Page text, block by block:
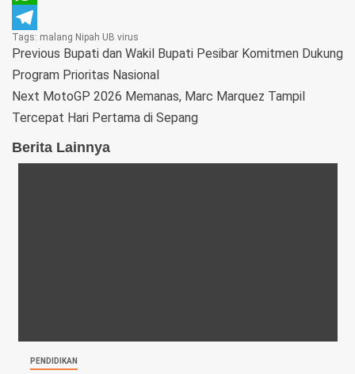
WhatsApp
Telegram
Tags: malang Nipah UB virus
Previous Bupati dan Wakil Bupati Pesibar Komitmen Dukung
Program Prioritas Nasional
Next MotoGP 2026 Memanas, Marc Marquez Tampil
Tercepat Hari Pertama di Sepang
Berita Lainnya
PENDIDIKAN